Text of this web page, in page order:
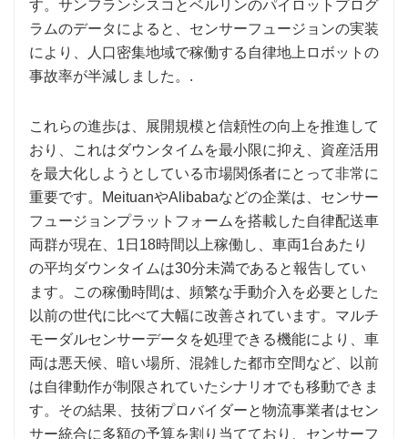
す。サンフランシスコとベルリンのパイロットプログ
ラムのデータによると、センサーフュージョンの実装
により、人口密集地域で稼働する自律地上ロボットの
事故率が半減しました。.
これらの進歩は、展開規模と信頼性の向上を推進して
おり、これはダウンタイムを最小限に抑え、資産活用
を最大化しようとしている市場関係者にとって非常に
重要です。MeituanやAlibabaなどの企業は、センサー
フュージョンプラットフォームを搭載した自律配送車
両群が現在、1日18時間以上稼働し、車両1台あたり
の平均ダウンタイムは30分未満であると報告してい
ます。この稼働時間は、頻繁な手動介入を必要とした
以前の世代に比べて大幅に改善されています。マルチ
モーダルセンサーデータを処理できる機能により、車
両は悪天候、暗い場所、混雑した都市空間など、以前
は自律動作が制限されていたシナリオでも移動できま
す。その結果、技術プロバイダーと物流事業者はセン
サー統合に多額の予算を割り当てており、センサーフ